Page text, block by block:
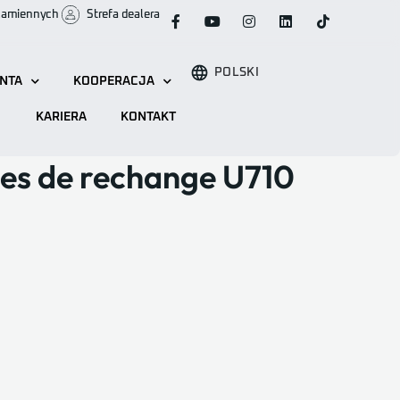
Strefa dealera
KOOPERACJA
KARIERA KONTAKT
POLSKI
de rechange U710